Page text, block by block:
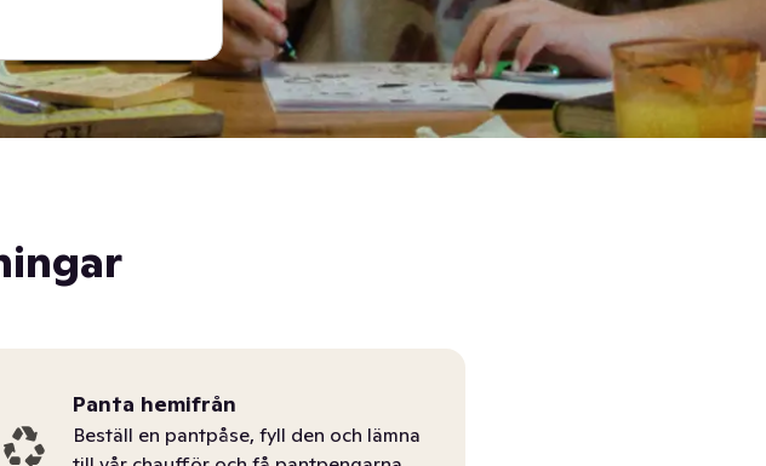
Panta hemifrån
Beställ en pantpåse, fyll den och lämna